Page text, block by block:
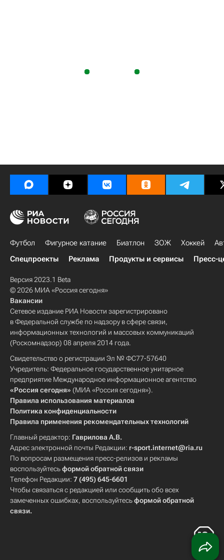
Футбол Фигурное катание Биатлон ЗОЖ Хоккей
Спецпроекты
Реклама Продукты и сервисы Пресс-
Версия 2023.1 Beta
© 2026 МИА «Россия сегодня»
Вакансии
Сетевое издание РИА Новости зарегистрировано
в Федеральной службе по надзору в сфере связи,
информационных технологий и массовых коммуникаций
(Роскомнадзор) 08 апреля 2014 года.
Свидетельство о регистрации Эл № ФС77-57640
Учредитель: Федеральное государственное унитарное
предприятие Международное информационное агентство
«Россия сегодня» (МИА «Россия сегодня»).
Правила использования материалов
Политика конфиденциальности
Правила применения рекомендательных технологий
Главный редактор: Гаврилова А.В.
Адрес электронной почты Редакции: r-sport.internet@ria.ru
По вопросам размещения пресс-релизов и рекламы
воспользуйтесьформой обратной связи
Телефон Редакции: 7 (495) 645-6601
Чтобы связаться с редакцией или сообщить обо всех
замеченных ошибках, воспользуйтесьформой обратной
связи.